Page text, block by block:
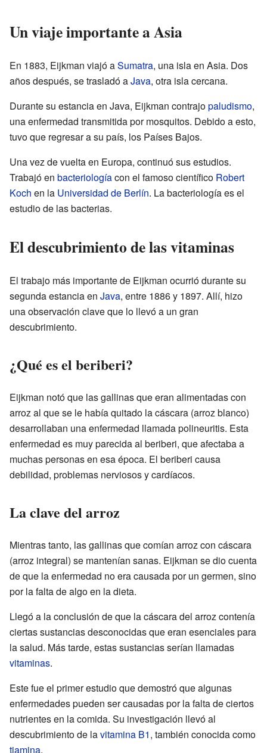
Un viaje importante a Asia
En 1883, Eijkman viajó aSumatra, una isla en Asia. Dos
años después, se trasladó aJava, otra isla cercana.
Durante su estancia en Java, Eijkman contrajopaludismo,
una enfermedad transmitida por mosquitos. Debido a esto,
tuvo que regresar a su país, los Países Bajos.
Una vez de vuelta en Europa, continuó sus estudios.
Trabajó en bacteriologíacon el famoso científico Robert
Koch en la Universidad de Berlín. La bacteriología es el
estudio de las bacterias.
El descubrimiento de las vitaminas
El trabajo más importante de Eijkman ocurrió durante su
segunda estancia en Java, entre 1886 y 1897. Allí, hizo
una observación clave que lo llevó a un gran
descubrimiento.
¿Qué es el beriberi?
Eijkman notó que las gallinas que eran alimentadas con
arroz al que se le había quitado la cáscara (arroz blanco)
desarrollaban una enfermedad llamada polineuritis. Esta
enfermedad es muy parecida al beriberi, que afectaba a
muchas personas en esa época. El beriberi causa
debilidad, problemas nerviosos y cardíacos.
La clave del arroz
Mientras tanto, las gallinas que comían arroz con cáscara
(arroz integral) se mantenían sanas. Eijkman se dio cuenta
de que la enfermedad no era causada por un germen, sino
por la falta de algo en la dieta.
Llegó a la conclusión de que la cáscara del arroz contenía
ciertas sustancias desconocidas que eran esenciales para
la salud. Más tarde, estas sustancias serían llamadas
vitaminas.
Este fue el primer estudio que demostró que algunas
enfermedades pueden ser causadas por la falta de ciertos
nutrientes en la comida. Su investigación llevó al
descubrimiento de lavitamina B1, también conocida como
tiamina.